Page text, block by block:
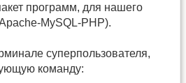
программ, для нашего
MySQL-PHP).
суперпользователя,
команду: